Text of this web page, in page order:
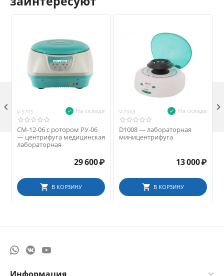
V-5705 На складе
СМ-12-06 с ротором РУ-06
— центрифуга медицинская
лабораторная
29 600₽
В КОРЗИНУ
V-7068 На складе
D1008 — лабораторная
миницентрифуга
13 000₽
В КОРЗИНУ
 